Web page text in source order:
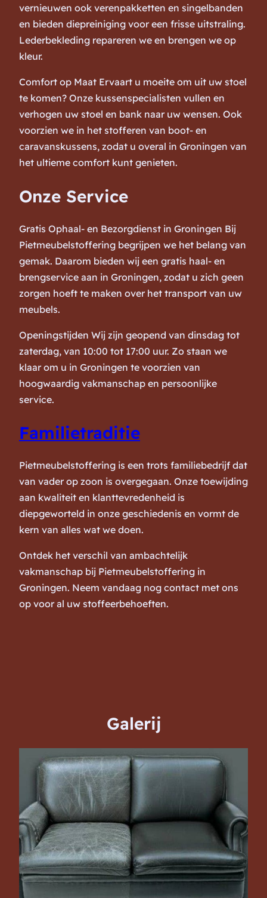
vernieuwen ook verenpakketten en singelbanden
en bieden diepreiniging voor een frisse uitstraling.
Lederbekleding repareren we en brengen we op
kleur.
Comfort op Maat Ervaart u moeite om uit uw stoel
te komen? Onze kussenspecialisten vullen en
verhogen uw stoel en bank naar uw wensen. Ook
voorzien we in het stofferen van boot- en
caravanskussens, zodat u overal in Groningen van
het ultieme comfort kunt genieten.
Onze Service
Gratis Ophaal- en Bezorgdienst in Groningen Bij
Pietmeubelstoffering begrijpen we het belang van
gemak. Daarom bieden wij een gratis haal- en
brengservice aan in Groningen, zodat u zich geen
zorgen hoeft te maken over het transport van uw
meubels.
Openingstijden Wij zijn geopend van dinsdag tot
zaterdag, van 10:00 tot 17:00 uur. Zo staan we
klaar om u in Groningen te voorzien van
hoogwaardig vakmanschap en persoonlijke
service.
Familietraditie
Pietmeubelstoffering is een trots familiebedrijf dat
van vader op zoon is overgegaan. Onze toewijding
aan kwaliteit en klanttevredenheid is
diepgeworteld in onze geschiedenis en vormt de
kern van alles wat we doen.
Ontdek het verschil van ambachtelijk
vakmanschap bij Pietmeubelstoffering in
Groningen. Neem vandaag nog contact met ons
op voor al uw stoffeerbehoeften.
Galerij